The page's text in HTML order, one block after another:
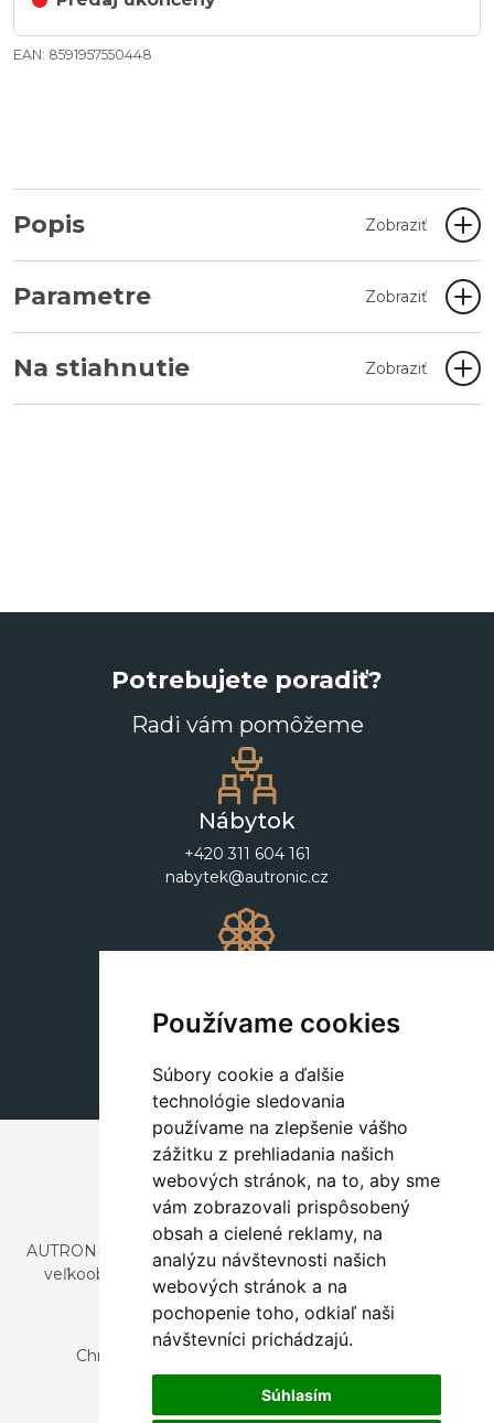
Používame cookies
Súbory cookie a ďalšie
technológie sledovania
používame na zlepšenie vášho
zážitku z prehliadania našich
webových stránok, na to, aby sme
vám zobrazovali prispôsobený
obsah a cielené reklamy, na
analýzu návštevnosti našich
webových stránok a na
pochopenie toho, odkiaľ naši
návštevníci prichádzajú.
Súhlasím
EAN: 8591957550448
Popis Zobraziť
Parametre Zobraziť
Na stiahnutie Zobraziť
Potrebujete poradiť?
Radi vám pomôžeme
Nábytok
+420 311 604 161
nabytek@autronic.cz
+420 311 604 182
dekorace@autronic.cz
AUTRONIC, s.r.o. je spoločnosť zaoberajúca sa dovozom a
veľkoobchodným predajom dizajnového aj štýlového
nábytku a dekorácií.
Česká republika
Chrustenice 270, 267 12 Loděnice u Berouna
Slovensko
Nová 366, 032 02 Závažná Poruba